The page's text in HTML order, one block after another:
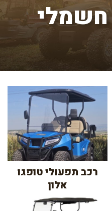
חשמלי
רכב תפעולי טופגו
אלון